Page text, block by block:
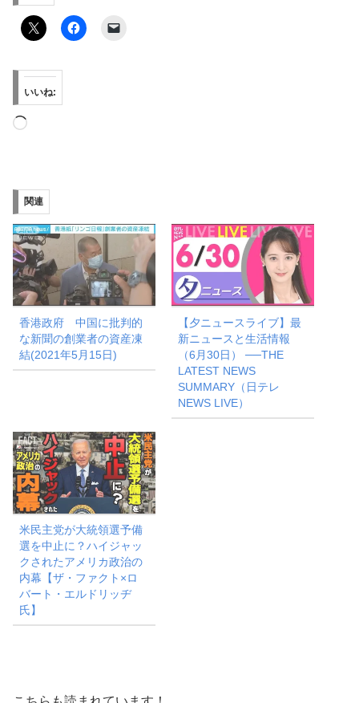
いいね:
読
み
中…
関連
香港政府 中国に批判的
な新聞の創業者の資産凍
結(2021年5月15日)
【夕ニュースライブ】最
新ニュースと生活情報
（6月30日） ──THE
LATEST NEWS
SUMMARY（日テレ
NEWS LIVE）
米民主党が大統領選予備
選を中止に？ハイジャッ
クされたアメリカ政治の
内幕【ザ・ファクト×ロ
バート・エルドリッヂ
氏】